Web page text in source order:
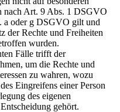
nach Art. 9 Abs. 1 DSGVO
a oder g DSGVO gilt und
der Rechte und Freiheiten
wurden.
Fälle trifft der
um die Rechte und
zu wahren, wozu
Eingreifens einer Person
des eigenen
gehört.